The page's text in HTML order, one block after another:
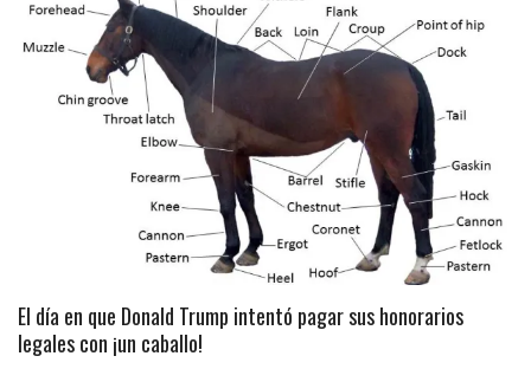
El día en que Donald Trump intentó pagar sus honorarios
legales con ¡un caballo!